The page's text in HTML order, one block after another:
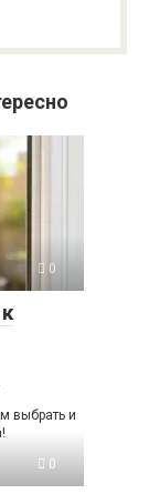
0
выбрать и
0